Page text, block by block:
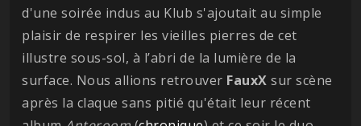
d'une soirée indus au Klub s'ajoutait au simple
plaisir de respirer les vieilles pierres de cet
illustre sous-sol, à l’abri de la lumière de la
surface. Nous allions retrouver FauxX sur scène
après la claque sans pitié qu'était leur récent